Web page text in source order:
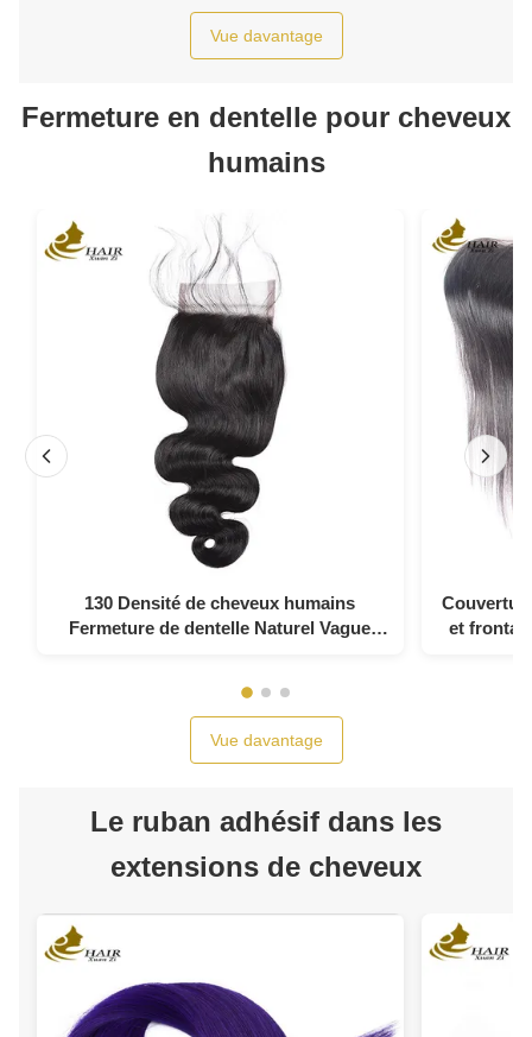
Vue davantage
Fermeture en dentelle pour cheveux
humains
130 Densité de cheveux humains
Fermeture de dentelle Naturel Vague
et
Vue davantage
Le ruban adhésif dans les
extensions de cheveux